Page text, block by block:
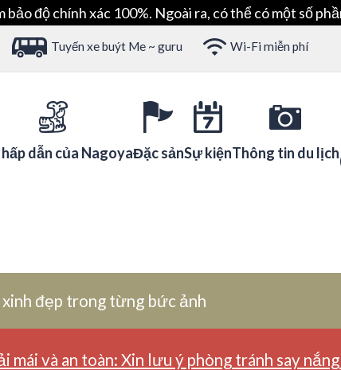
bảo độ chính xác 100%. Ngoài ra, có thể có một số
Tuyến xe buýt Me ~ guru Wi-Fi miễn phí
dẫn của NagoyaĐặc sảnSự kiệnThông tin du lịch
xinh đẹp trong từng bức ảnh
mái và an toàn: Xin lưu ý phòng tránh say